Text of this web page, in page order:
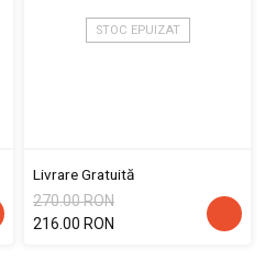
STOC EPUIZAT
Livrare Gratuită
270.00 RON
216.00 RON